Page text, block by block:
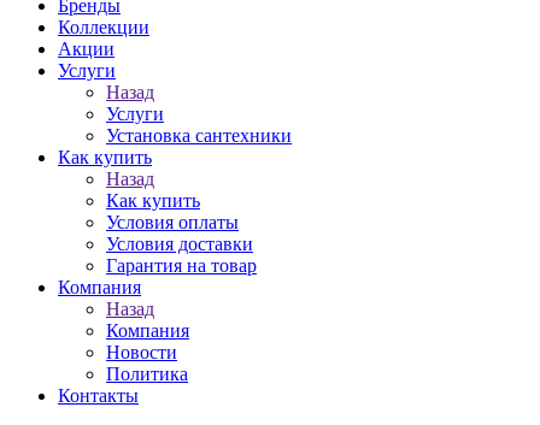
Бренды
Коллекции
Акции
Услуги
Назад
Услуги
Установка сантехники
Как купить
Назад
Как купить
Условия оплаты
Условия доставки
Гарантия на товар
Компания
Назад
Компания
Новости
Политика
Контакты